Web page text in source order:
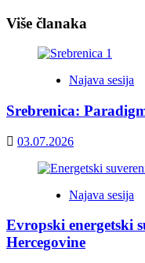
Više članaka
Najava sesija
Srebrenica:
03.07.2026
Najava sesija
Evropski energetski
Hercegovine